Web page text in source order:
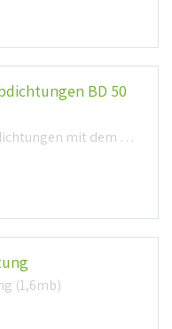
BD 50
feuchtraumabdichtungen mit dem koester bd system (906,8kb)
(1,6mb)